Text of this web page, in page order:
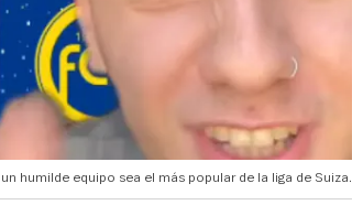
humilde equipo sea el más popular de la liga de Suiza.